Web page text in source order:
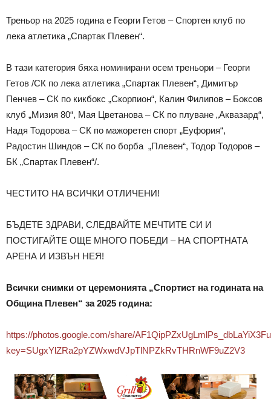
Треньор на 2025 година е Георги Гетов – Спортен клуб по
лека атлетика „Спартак Плевен“.
В тази категория бяха номинирани осем треньори – Георги
Гетов /СК по лека атлетика „Спартак Плевен“, Димитър
Пенчев – СК по кикбокс „Скорпион“, Калин Филипов – Боксов
клуб „Мизия 80“, Мая Цветанова – СК по плуване „Аквазард“,
Надя Тодорова – СК по мажоретен спорт „Еуфория“,
Радостин Шиндов – СК по борба „Плевен“, Тодор Тодоров –
БК „Спартак Плевен“/.
ЧЕСТИТО НА ВСИЧКИ ОТЛИЧЕНИ!
БЪДЕТЕ ЗДРАВИ, СЛЕДВАЙТЕ МЕЧТИТЕ СИ И
ПОСТИГАЙТЕ ОЩЕ МНОГО ПОБЕДИ – НА СПОРТНАТА
АРЕНА И ИЗВЪН НЕЯ!
Всички снимки от церемонията „Спортист на годината на
Община Плевен“ за 2025 година:
https://photos.google.com/share/
key=SUgxYlZRa2pYZWxwdVJpTlNPZkRvTHRnWF9uZ2V3